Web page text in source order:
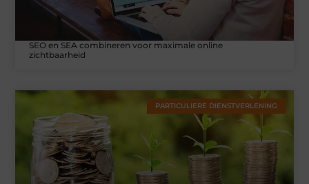
SEO en SEA combineren voor maximale online
zichtbaarheid
PARTICULIERE DIENSTVERLENING